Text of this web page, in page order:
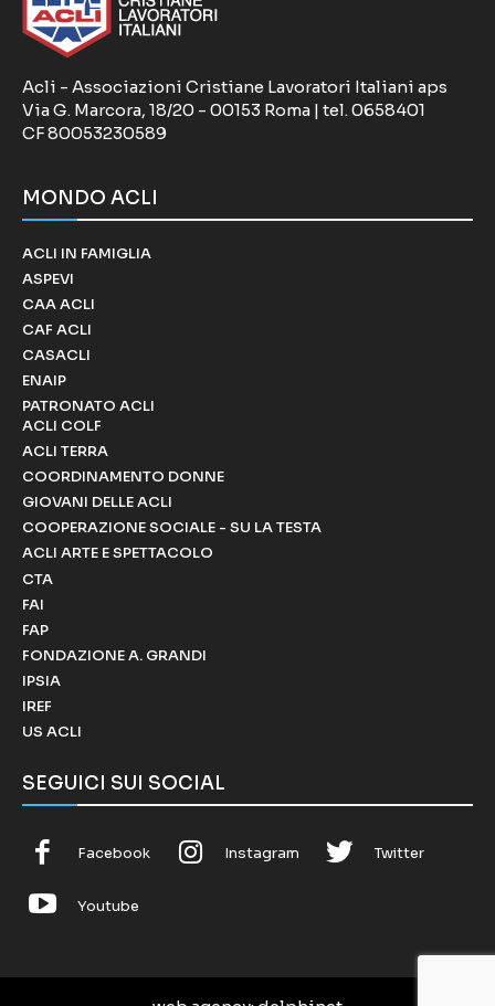
Acli - Associazioni Cristiane Lavoratori Italiani aps
Via G. Marcora, 18/20 - 00153 Roma | tel. 0658401
CF 80053230589
MONDO ACLI
ACLI IN FAMIGLIA
ASPEVI
CAA ACLI
CAF ACLI
CASACLI
ENAIP
PATRONATO ACLI
ACLI COLF
ACLI TERRA
COORDINAMENTO DONNE
GIOVANI DELLE ACLI
COOPERAZIONE SOCIALE - SU LA TESTA
ACLI ARTE E SPETTACOLO
CTA
FAI
FAP
FONDAZIONE A. GRANDI
IPSIA
IREF
US ACLI
SEGUICI SUI SOCIAL
Facebook Instagram Twitter
Youtube